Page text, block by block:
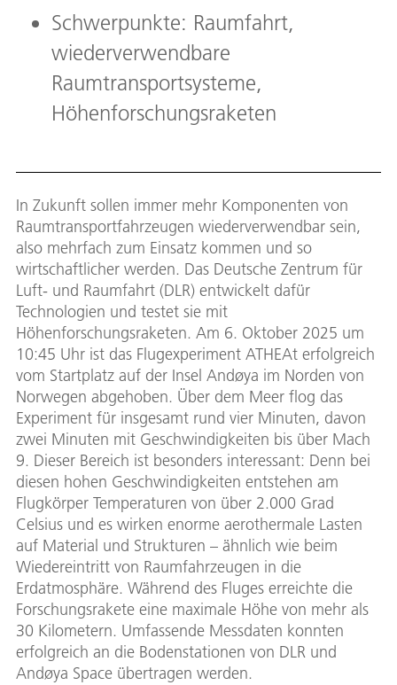
Schwerpunkte: Raumfahrt,
wiederverwendbare
Raumtransportsysteme,
Höhenforschungsraketen
In Zukunft sollen immer mehr Komponenten von
Raumtransportfahrzeugen wiederverwendbar sein,
also mehrfach zum Einsatz kommen und so
wirtschaftlicher werden. Das Deutsche Zentrum für
Luft- und Raumfahrt (DLR) entwickelt dafür
Technologien und testet sie mit
Höhenforschungsraketen. Am 6. Oktober 2025 um
10:45 Uhr ist das Flugexperiment ATHEAt erfolgreich
vom Startplatz auf der Insel Andøya im Norden von
Norwegen abgehoben. Über dem Meer flog das
Experiment für insgesamt rund vier Minuten, davon
zwei Minuten mit Geschwindigkeiten bis über Mach
9. Dieser Bereich ist besonders interessant: Denn bei
diesen hohen Geschwindigkeiten entstehen am
Flugkörper Temperaturen von über 2.000 Grad
Celsius und es wirken enorme aerothermale Lasten
auf Material und Strukturen – ähnlich wie beim
Wiedereintritt von Raumfahrzeugen in die
Erdatmosphäre. Während des Fluges erreichte die
Forschungsrakete eine maximale Höhe von mehr als
30 Kilometern. Umfassende Messdaten konnten
erfolgreich an die Bodenstationen von DLR und
Andøya Space übertragen werden.